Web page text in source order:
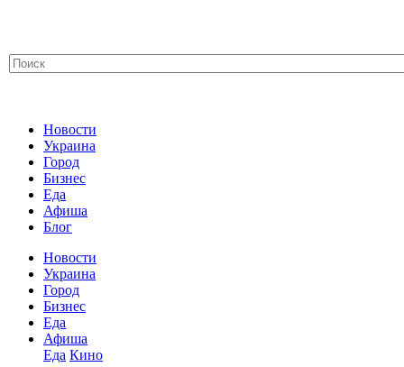
Новости
Украина
Город
Бизнес
Еда
Афиша
Блог
Новости
Украина
Город
Бизнес
Еда
Афиша
Еда Кино